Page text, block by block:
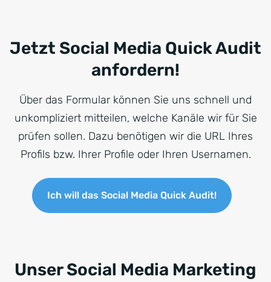
Jetzt Social Media Quick Audit
anfordern!
Über das Formular können Sie uns schnell und
unkompliziert mitteilen, welche Kanäle wir für Sie
prüfen sollen. Dazu benötigen wir die URL Ihres
Profils bzw. Ihrer Profile oder Ihren Usernamen.
Ich will das Social Media Quick Audit!
Unser Social Media Marketing